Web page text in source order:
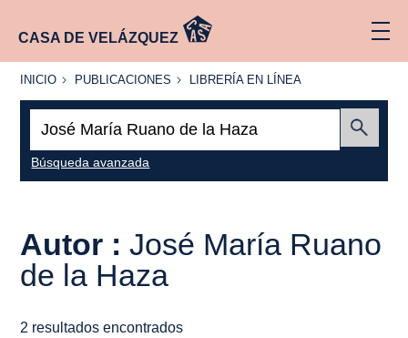
CASA DE VELÁZQUEZ
INICIO
INICIO PUBLICACIONES
PUBLICACIONES
LIBRERÍA
LÍNEA
LIBRERÍA EN LÍNEA
Búsqueda avanzada
Autor :José María Ruano
de la Haza
2 resultados encontrados